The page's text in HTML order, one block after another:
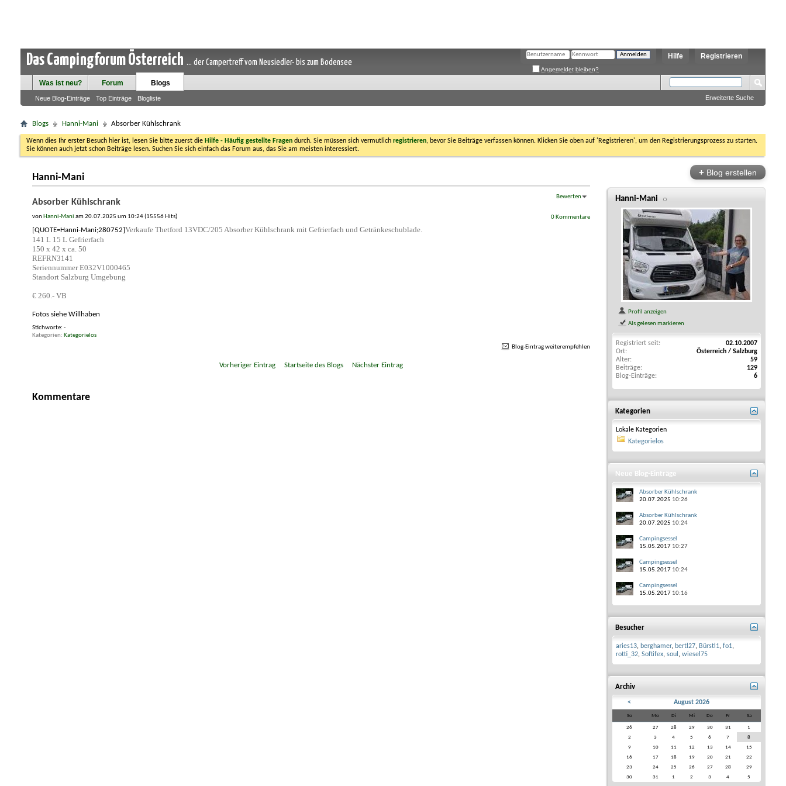
Das Campingforum Österreich ... der Campertreff vom Neusiedler- bis zum Bodensee
Registrieren
Hilfe
Angemeldet bleiben?
Was ist neu? Forum Blogs
Neue Blog-Einträge Top Einträge Blogliste Erweiterte Suche
Blogs Hanni-Mani Absorber Kühlschrank
Wenn dies Ihr erster Besuch hier ist, lesen Sie bitte zuerst die Hilfe - Häufig gestellte Fragen durch. Sie müssen sich vermutlich registrieren, bevor Sie Beiträge verfassen können. Klicken Sie oben auf 'Registrieren', um den Registrierungsprozess zu starten.
Sie können auch jetzt schon Beiträge lesen. Suchen Sie sich einfach das Forum aus, das Sie am meisten interessiert.
Hanni-Mani
Absorber Kühlschrank
Bewerten
0 Kommentare
von Hanni-Mani am 20.07.2025 um 10:24 (15556 Hits)
[QUOTE=Hanni-Mani;280752]Verkaufe Thetford 13VDC/205 Absorber Kühlschrank mit Gefrierfach und Getränkeschublade.
141 L 15 L Gefrierfach
150 x 42 x ca. 50
REFRN3141
Seriennummer E032V1000465
Standort Salzburg Umgebung
€ 260.- VB
Fotos siehe Willhaben
Stichworte: -
Kategorien
Kategorielos
Blog-Eintrag weiterempfehlen
Vorheriger Eintrag Startseite des Blogs Nächster Eintrag
Kommentare
+ Blog erstellen
Hanni-Mani
Profil anzeigen
Als gelesen markieren
Registriert seit
02.10.2007
Ort
Österreich / Salzburg
Alter
59
Beiträge
129
Blog-Einträge
6
Kategorien
Lokale Kategorien
Kategorielos
Neue Blog-Einträge
Absorber Kühlschrank
20.07.2025 10:26
Absorber Kühlschrank
20.07.2025 10:24
Campingsessel
15.05.2017 10:27
Campingsessel
15.05.2017 10:24
Campingsessel
15.05.2017 10:16
Besucher
aries13, berghamer, bertl27, Bürsti1, fo1,
rotti_32, Softifex, soul , wiesel75
Archiv
< August 2026
So Mo Di Mi Do Fr Sa
26 27 28 29 30 31
1
2
3 4 5 6 7
8
9
10 11 12 13 14
15
16
17 18 19 20 21
22
23
24 25 26 27 28
29
30
31 1 2 3 4 5